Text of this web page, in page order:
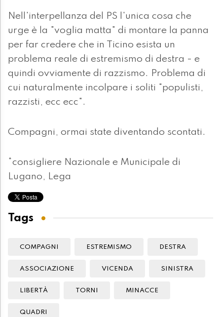
Nell'interpellanza del PS l'unica cosa che
urge è la "voglia matta" di montare la panna
per far credere che in Ticino esista un
problema reale di estremismo di destra - e
quindi ovviamente di razzismo. Problema di
cui naturalmente incolpare i soliti "populisti,
razzisti, ecc ecc".
Compagni, ormai state diventando scontati.
*consigliere Nazionale e Municipale di
Lugano, Lega
Tags
COMPAGNI ESTREMISMO DESTRA
ASSOCIAZIONE VICENDA SINISTRA
LIBERTÀ TORNI MINACCE
QUADRI